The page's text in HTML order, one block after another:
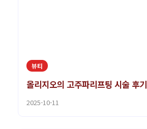
뷰티
올리지오의 고주파리프팅 시술 후기
2025-10-11